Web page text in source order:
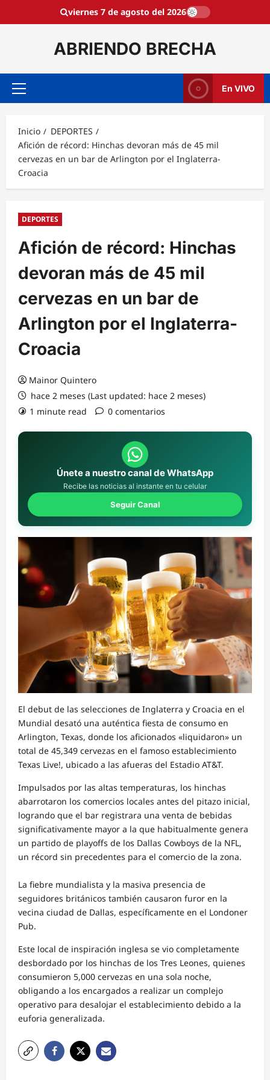
viernes 7 de agosto del 2026
ABRIENDO BRECHA
Menú
En VIVO
Inicio
DEPORTES
Afición de récord: Hinchas devoran más de 45 mil
cervezas en un bar de Arlington por el Inglaterra-
Croacia
DEPORTES
Afición de récord: Hinchas
devoran más de 45 mil
cervezas en un bar de
Arlington por el Inglaterra-
Croacia
Mainor Quintero
hace 2 meses (Last updated: hace 2 meses)
1 minute read
0 comentarios
Únete a nuestro canal de WhatsApp
Recibe las noticias al instante en tu celular
Seguir Canal
El debut de las selecciones de Inglaterra y Croacia en el
Mundial desató una auténtica fiesta de consumo en
Arlington, Texas, donde los aficionados «liquidaron» un
total de 45,349 cervezas en el famoso establecimiento
Texas Live!, ubicado a las afueras del Estadio AT&T.
Impulsados por las altas temperaturas, los hinchas
abarrotaron los comercios locales antes del pitazo inicial,
logrando que el bar registrara una venta de bebidas
significativamente mayor a la que habitualmente genera
un partido de playoffs de los Dallas Cowboys de la NFL,
un récord sin precedentes para el comercio de la zona.
La fiebre mundialista y la masiva presencia de
seguidores británicos también causaron furor en la
vecina ciudad de Dallas, específicamente en el Londoner
Pub.
Este local de inspiración inglesa se vio completamente
desbordado por los hinchas de los Tres Leones, quienes
consumieron 5,000 cervezas en una sola noche,
obligando a los encargados a realizar un complejo
operativo para desalojar el establecimiento debido a la
euforia generalizada.